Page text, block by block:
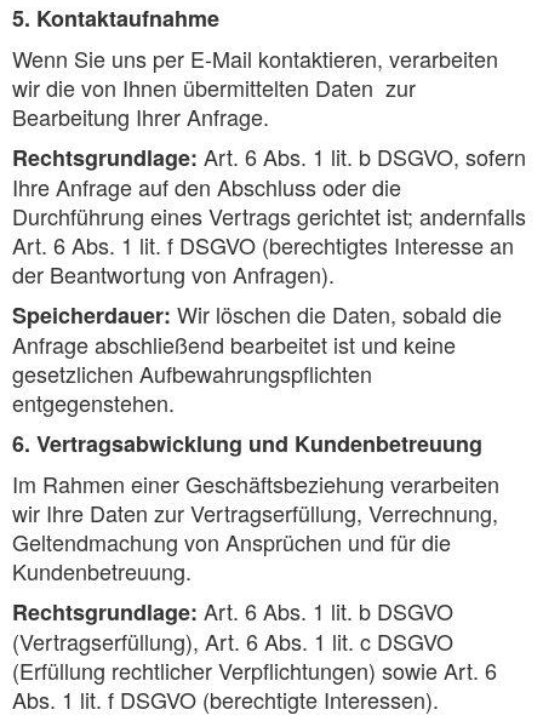
5. Kontaktaufnahme
Wenn Sie uns per E-Mail kontaktieren, verarbeiten
wir die von Ihnen übermittelten Daten zur
Bearbeitung Ihrer Anfrage.
Rechtsgrundlage: Art. 6 Abs. 1 lit. b DSGVO, sofern
Ihre Anfrage auf den Abschluss oder die
Durchführung eines Vertrags gerichtet ist; andernfalls
Art. 6 Abs. 1 lit. f DSGVO (berechtigtes Interesse an
der Beantwortung von Anfragen).
Speicherdauer: Wir löschen die Daten, sobald die
Anfrage abschließend bearbeitet ist und keine
gesetzlichen Aufbewahrungspflichten
entgegenstehen.
6. Vertragsabwicklung und Kundenbetreuung
Im Rahmen einer Geschäftsbeziehung verarbeiten
wir Ihre Daten zur Vertragserfüllung, Verrechnung,
Geltendmachung von Ansprüchen und für die
Kundenbetreuung.
Rechtsgrundlage: Art. 6 Abs. 1 lit. b DSGVO
(Vertragserfüllung), Art. 6 Abs. 1 lit. c DSGVO
(Erfüllung rechtlicher Verpflichtungen) sowie Art. 6
Abs. 1 lit. f DSGVO (berechtigte Interessen).